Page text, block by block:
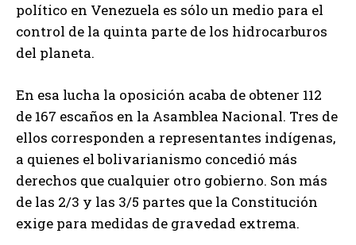
político en Venezuela es sólo un medio para el
control de la quinta parte de los hidrocarburos
del planeta.
En esa lucha la oposición acaba de obtener 112
de 167 escaños en la Asamblea Nacional. Tres de
ellos corresponden a representantes indígenas,
a quienes el bolivarianismo concedió más
derechos que cualquier otro gobierno. Son más
de las 2/3 y las 3/5 partes que la Constitución
exige para medidas de gravedad extrema.